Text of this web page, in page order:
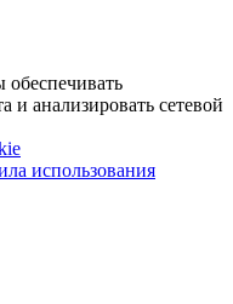
и анализировать сетевой
использования